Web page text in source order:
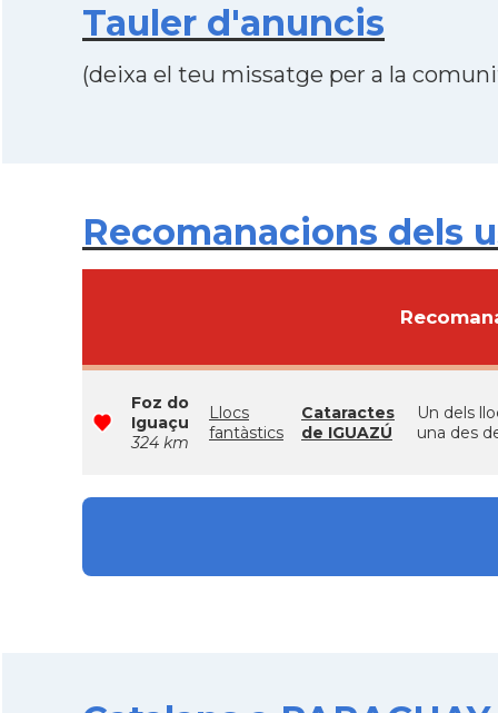
Tauler d'anuncis
(deixa el teu missatge per a la
Recomanacions dels
Foz do
Iguaçu
324 km
Llocs
fantàstics
Cataractes
de IGUAZÚ
Un dels
una des